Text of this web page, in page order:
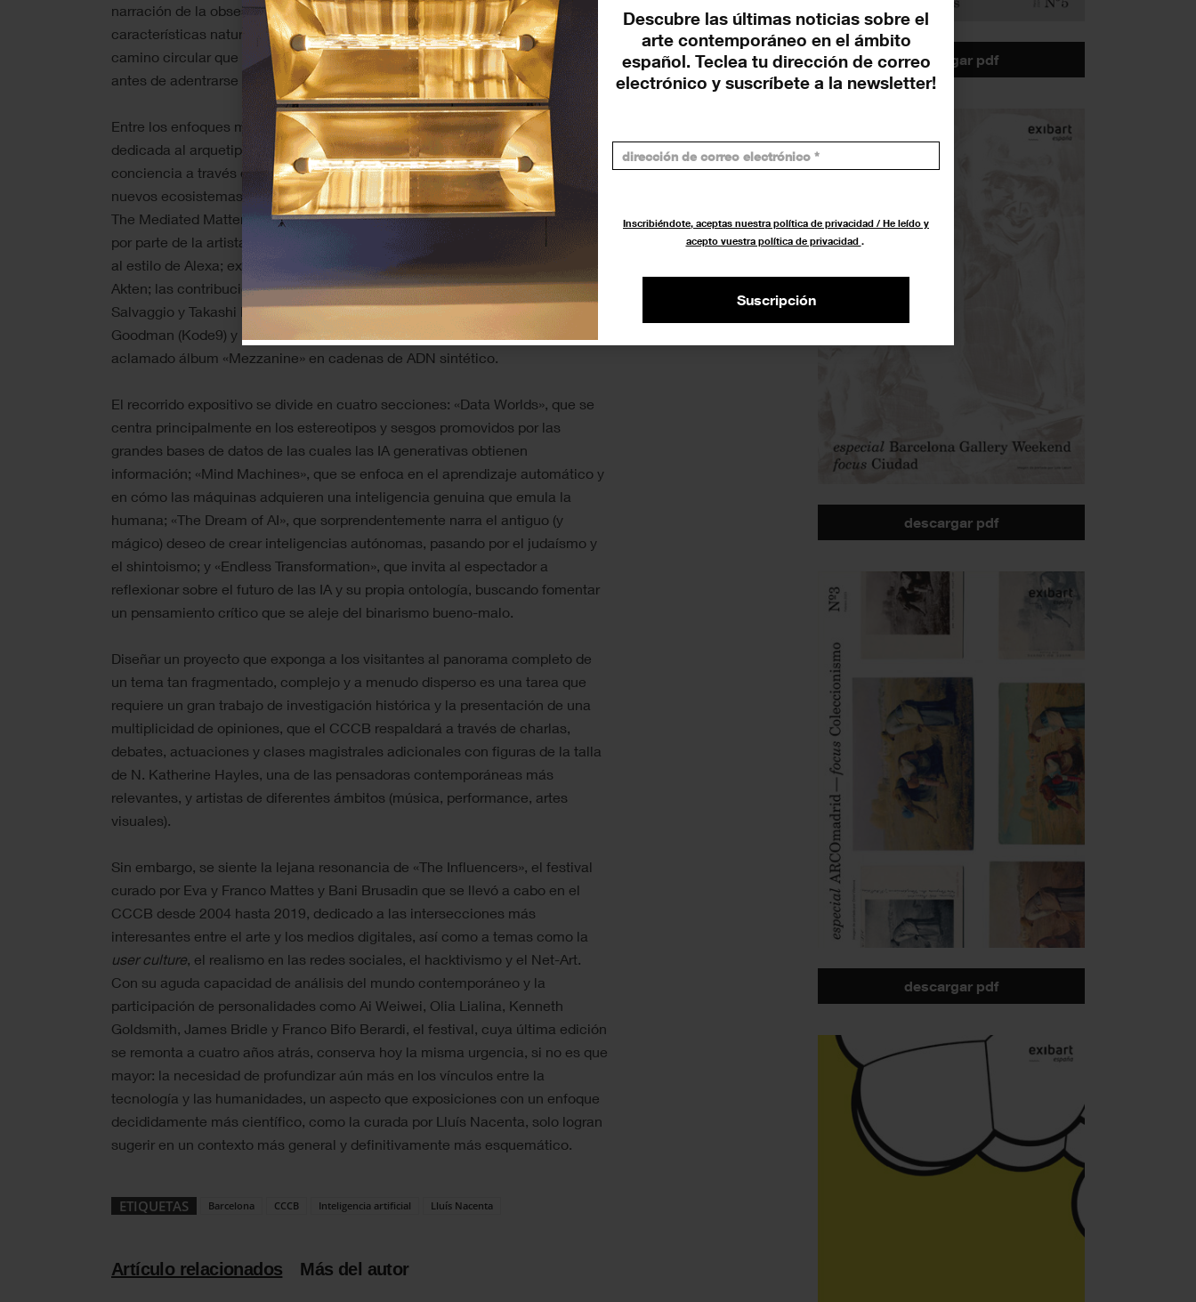
Descubre las últimas noticias sobre el
arte contemporáneo en el ámbito
español. Teclea tu dirección de correo
electrónico y suscríbete a la newsletter!
Inscribiéndote, aceptas nuestra política de privacidad / He leído y
acepto vuestra política de privacidad .
Suscripción
narración de la obsesión humana por dotar al mundo artificial de
características naturales. La propuesta, encuentra su éxito en trazar un
camino circular que se conecta con la alquimia y las antiguas civilizaciones
antes de adentrarse de lleno en las preguntas del futuro.
Entre los enfoques más relevantes de la exposición, se incluye una sección
dedicada al arquetipo del golem como una materia informe dotada de
conciencia a través de la magia; esculturas que exploran la construcción de
nuevos ecosistemas artificiales que imitan a los naturales (a cargo del grupo
The Mediated Matter); una reflexión sobre los conceptos de privado y público
por parte de la artista Lauren McCarthy, que se convierte en una IA doméstica
al estilo de Alexa; experimentos con redes generativas adversarias por Memo
Akten; las contribuciones de pensadores contemporáneos como Eryk
Salvaggio y Takashi Ikegami; y las intervenciones de artistas como Steve
Goodman (Kode9) y Massive Attack, quienes han optado por codificar su
aclamado álbum «Mezzanine» en cadenas de ADN sintético.
El recorrido expositivo se divide en cuatro secciones: «Data Worlds», que se
centra principalmente en los estereotipos y sesgos promovidos por las
grandes bases de datos de las cuales las IA generativas obtienen
información; «Mind Machines», que se enfoca en el aprendizaje automático y
en cómo las máquinas adquieren una inteligencia genuina que emula la
humana; «The Dream of AI», que sorprendentemente narra el antiguo (y
mágico) deseo de crear inteligencias autónomas, pasando por el judaísmo y
el shintoismo; y «Endless Transformation», que invita al espectador a
reflexionar sobre el futuro de las IA y su propia ontología, buscando fomentar
un pensamiento crítico que se aleje del binarismo bueno-malo.
Diseñar un proyecto que exponga a los visitantes al panorama completo de
un tema tan fragmentado, complejo y a menudo disperso es una tarea que
requiere un gran trabajo de investigación histórica y la presentación de una
multiplicidad de opiniones, que el CCCB respaldará a través de charlas,
debates, actuaciones y clases magistrales adicionales con figuras de la talla
de N. Katherine Hayles, una de las pensadoras contemporáneas más
relevantes, y artistas de diferentes ámbitos (música, performance, artes
visuales).
Sin embargo, se siente la lejana resonancia de «The Influencers», el festival
curado por Eva y Franco Mattes y Bani Brusadin que se llevó a cabo en el
CCCB desde 2004 hasta 2019, dedicado a las intersecciones más
interesantes entre el arte y los medios digitales, así como a temas como la
user culture, el realismo en las redes sociales, el hacktivismo y el Net-Art.
Con su aguda capacidad de análisis del mundo contemporáneo y la
participación de personalidades como Ai Weiwei, Olia Lialina, Kenneth
Goldsmith, James Bridle y Franco Bifo Berardi, el festival, cuya última edición
se remonta a cuatro años atrás, conserva hoy la misma urgencia, si no es que
mayor: la necesidad de profundizar aún más en los vínculos entre la
tecnología y las humanidades, un aspecto que exposiciones con un enfoque
decididamente más científico, como la curada por Lluís Nacenta, solo logran
sugerir en un contexto más general y definitivamente más esquemático.
ETIQUETAS Barcelona CCCB Inteligencia artificial Lluís Nacenta
Artículo relacionados Más del autor
descargar pdf
descargar pdf
descargar pdf